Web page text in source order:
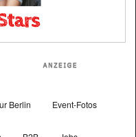
Berlin Event-Fotos